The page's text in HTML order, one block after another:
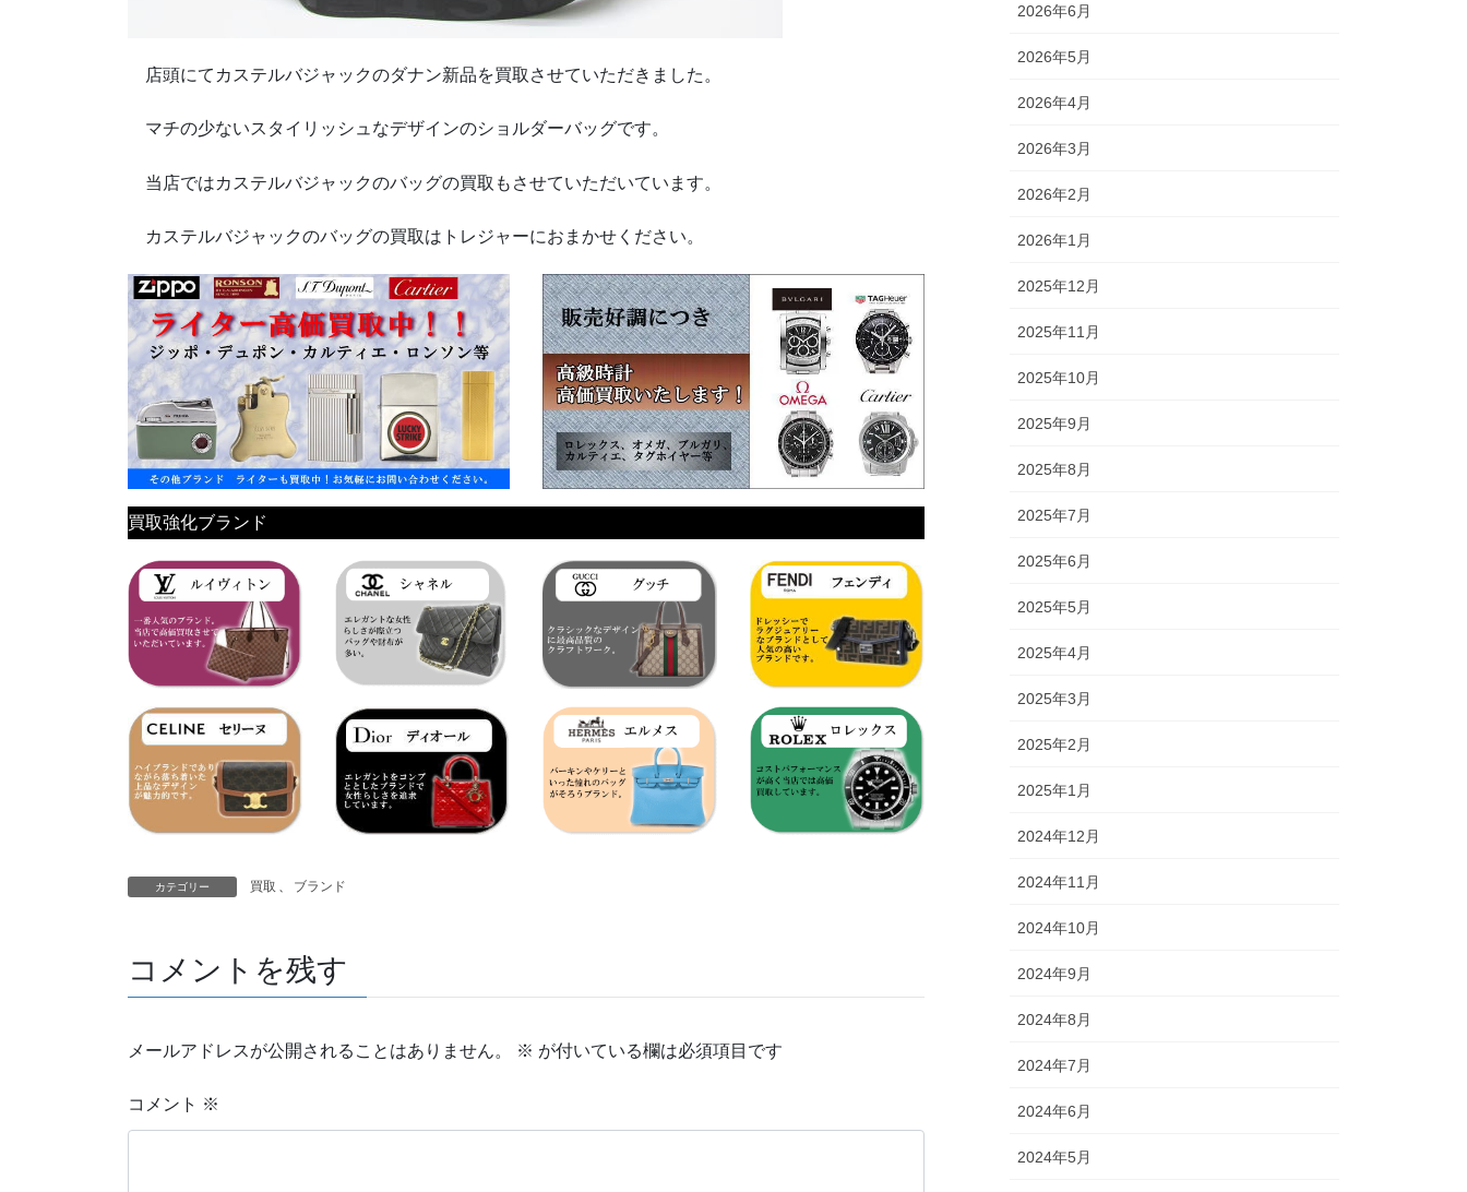
店頭にてカステルバジャックのダナン新品を買取させていただきました。
マチの少ないスタイリッシュなデザインのショルダーバッグです。
当店ではカステルバジャックのバッグの買取もさせていただいています。
カステルバジャックのバッグの買取はトレジャーにおまかせください。
買取強化ブランド
カテゴリー 買取 、 ブランド
コメントを残す
メールアドレスが公開されることはありません。 ※ が付いている欄は必須項目です
コメント ※
2026年6月
2026年5月
2026年4月
2026年3月
2026年2月
2026年1月
2025年12月
2025年11月
2025年10月
2025年9月
2025年8月
2025年7月
2025年6月
2025年5月
2025年4月
2025年3月
2025年2月
2025年1月
2024年12月
2024年11月
2024年10月
2024年9月
2024年8月
2024年7月
2024年6月
2024年5月